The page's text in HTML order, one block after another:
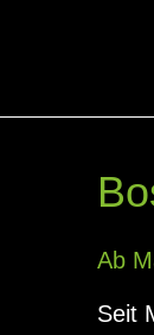
Ab
Seit